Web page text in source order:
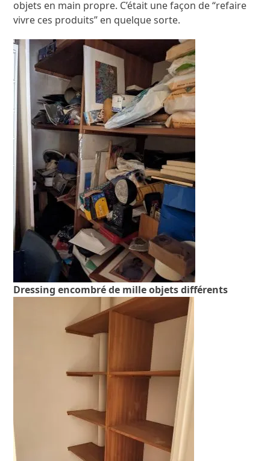
objets en main propre. C’était une façon de “refaire
vivre ces produits” en quelque sorte.
Dressing encombré de mille objets différents